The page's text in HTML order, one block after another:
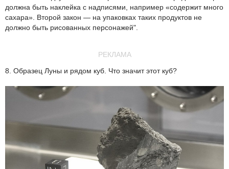
должна быть наклейка с надписями, например «содержит много
сахара». Второй закон — на упаковках таких продуктов не
должно быть рисованных персонажей".
РЕКЛАМА
8. Образец Луны и рядом куб. Что значит этот куб?